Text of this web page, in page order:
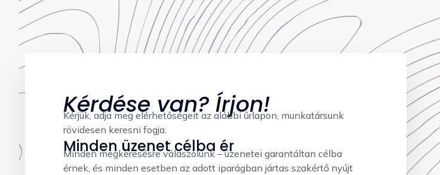
Kérdése van? Írjon!
Kérjük, adja meg elérhetőségeit az alábbi űrlapon, munkatársunk
rövidesen keresni fogja.
Minden üzenet célba ér
Minden megkeresésre válaszolunk – üzenetei garantáltan célba
érnek, és minden esetben az adott iparágban jártas szakértő nyújt